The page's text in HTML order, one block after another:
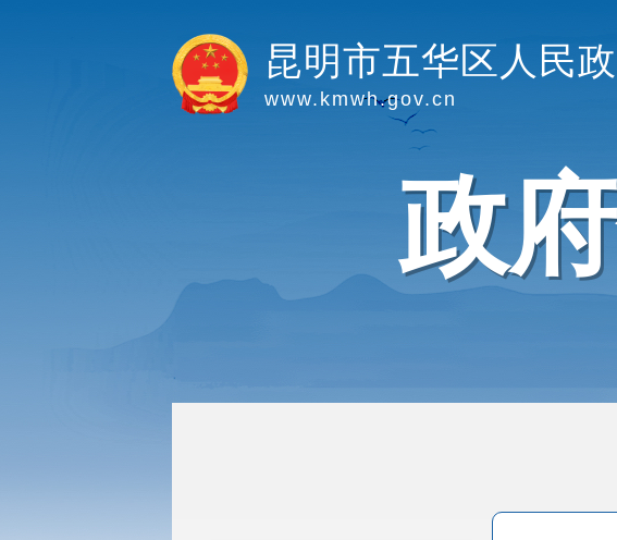
昆明市五华区人民
www.kmwh.gov.cn
政